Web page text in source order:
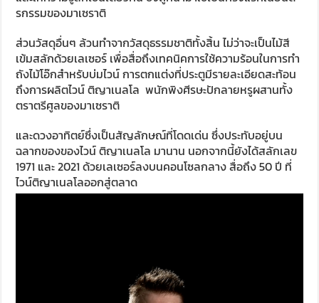
รกรรมของมาเซราติ
ส่วนวัสดุอื่นๆ ล้วนทำจากวัสดุธรรมชาติทั้งสิ้น ไม่ว่าจะเป็นไม้สี
เข้มสลักด้วยเลเซอร์ เพื่อสื่อถึงเทคนิคการใช้ความร้อนในการทำ
ถังไม้โอ๊กสำหรับบ่มไวน์ การตกแต่งที่ประตูมีรายละเอียดสะท้อน
ถึงการผลิตไวน์ ติญาเนลโล พนักพิงศีรษะปักลายหรูผสานทั้ง
ตราตรีศูลของมาเซราติ
และดวงอาทิตย์ซึ่งเป็นสัญลักษณ์ที่โดดเด่น ซึ่งประทับอยู่บน
ฉลากของของไวน์ ติญาเนลโล มานาน นอกจากนี้ยังได้สลักเลข
1971 และ 2021 ด้วยเลเซอร์ลงบนคอนโซลกลาง สื่อถึง 50 ปี ที่
ไวน์ติญาเนลโลออกสู่ตลาด